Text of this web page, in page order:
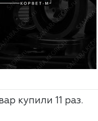
купили 11 раз.